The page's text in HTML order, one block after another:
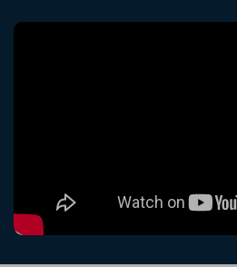
ブランド紹介